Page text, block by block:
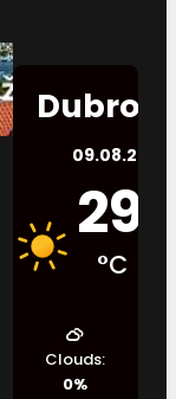
09.08.2026.
29
°C
Clouds:
0%